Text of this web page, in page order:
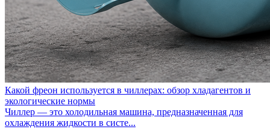
Какой фреон используется в чиллерах: обзор хладагентов и
экологические нормы
Чиллер — это холодильная машина, предназначенная для
охлаждения жидкости в систе...